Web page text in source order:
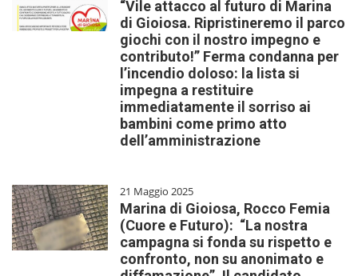
“Vile attacco al futuro di Marina
di Gioiosa. Ripristineremo il parco
giochi con il nostro impegno e
contributo!” Ferma condanna per
l’incendio doloso: la lista si
impegna a restituire
immediatamente il sorriso ai
bambini come primo atto
dell’amministrazione
21 Maggio 2025
Marina di Gioiosa, Rocco Femia
(Cuore e Futuro): “La nostra
campagna si fonda su rispetto e
confronto, non su anonimato e